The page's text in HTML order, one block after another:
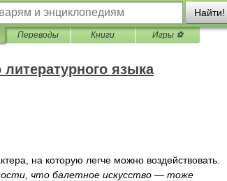
Найти!
Переводы Книги Игры ⚽
языка
на которую легче можно воздействовать
что балетное искусство — тоже